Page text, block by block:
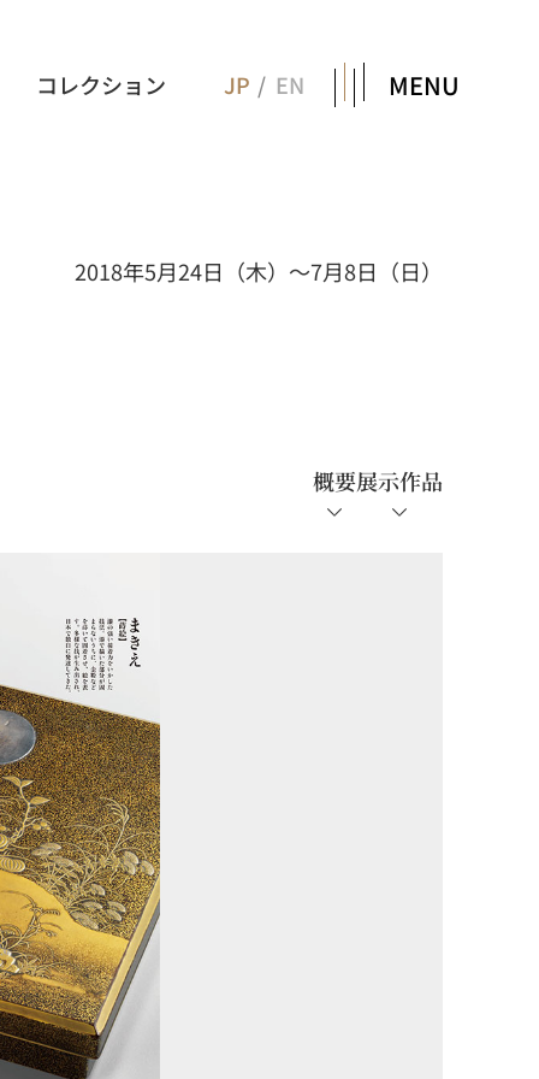
コレクション JP EN MENU
2018年5月24日（木）～7月8日（日）
概要展示作品